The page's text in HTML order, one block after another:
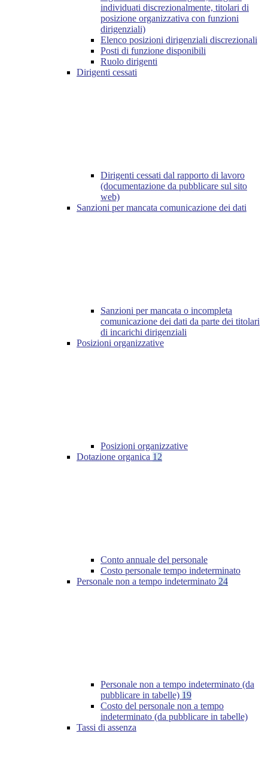
individuati discrezionalmente, titolari di
posizione organizzativa con funzioni
dirigenziali)
Elenco posizioni dirigenziali discrezionali
Posti di funzione disponibili
Ruolo dirigenti
Dirigenti cessati
Dirigenti cessati dal rapporto di lavoro
(documentazione da pubblicare sul sito
web)
Sanzioni per mancata comunicazione dei dati
Sanzioni per mancata o incompleta
comunicazione dei dati da parte dei titolari
di incarichi dirigenziali
Posizioni organizzative
Posizioni organizzative
Dotazione organica 12
Conto annuale del personale
Costo personale tempo indeterminato
Personale non a tempo indeterminato 24
Personale non a tempo indeterminato (da
pubblicare in tabelle) 19
Costo del personale non a tempo
indeterminato (da pubblicare in tabelle)
Tassi di assenza